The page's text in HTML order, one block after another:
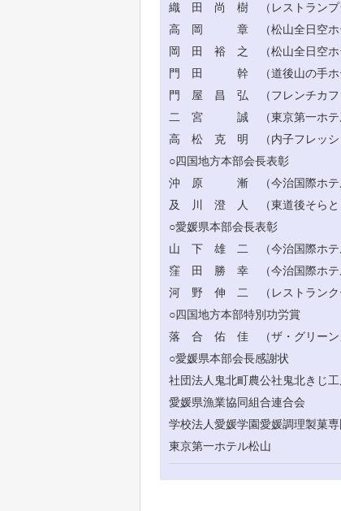
織 田 尚 樹 （レストランプラ
高 岡 章 （松山全日空ホ
岡 田 裕 之 （松山全日空ホ
門 田 幹 （道後山の手ホ
門 屋 昌 弘 （フレンチカフ
二 宮 誠 （東京第一ホテル
高 松 克 明 （内子フレッシュ
○四国地方本部会長表彰
沖 原 漸 （今治国際ホテ
及 川 澄 人 （東道後そらと
○愛媛県本部会長表彰
山 下 雄 二 （今治国際ホテ
窪 田 勝 幸 （今治国際ホテ
河 野 伸 二 （レストランクー
○四国地方本部特別功労賞
落 合 佑 佳 （ザ・グリーン
○愛媛県本部会長感謝状
社団法人鬼北町農公社鬼北きじ
愛媛県漁業協同組合連合会
学校法人愛媛学園愛媛調理製菓
東京第一ホテル松山